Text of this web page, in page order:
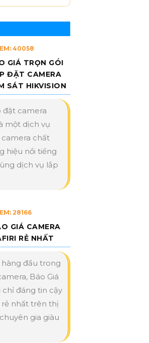
40058
GIÁ TRỌN GÓI
ĐẶT CAMERA
SÁT HIKVISION
đặt camera
một dịch vụ
chất
hiệu nổi tiếng
dịch vụ lắp
28166
GIÁ CAMERA
RẺ NHẤT
đầu trong
Báo Giá
chỉ đáng tin cậy
nhất trên thị
gia giàu